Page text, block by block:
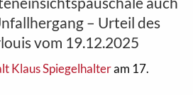
– Urteil des
vom 19.12.2025
Klaus Spiegelhalteram 17.